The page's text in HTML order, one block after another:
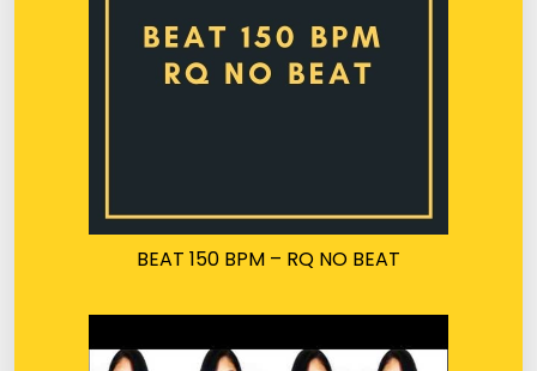
BEAT 150 BPM – RQ NO BEAT